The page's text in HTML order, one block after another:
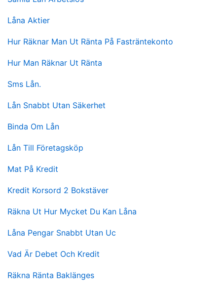
Låna Aktier
Hur Räknar Man Ut Ränta På Fasträntekonto
Hur Man Räknar Ut Ränta
Sms Lån.
Lån Snabbt Utan Säkerhet
Binda Om Lån
Lån Till Företagsköp
Mat På Kredit
Kredit Korsord 2 Bokstäver
Räkna Ut Hur Mycket Du Kan Låna
Låna Pengar Snabbt Utan Uc
Vad Är Debet Och Kredit
Räkna Ränta Baklänges